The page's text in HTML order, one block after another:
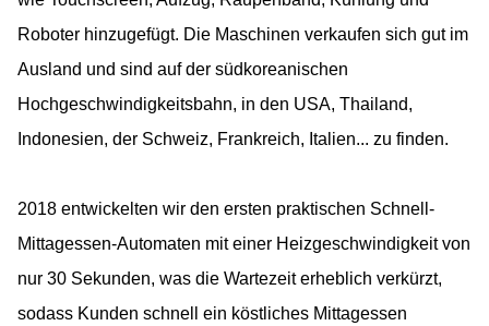
Roboter hinzugefügt. Die Maschinen verkaufen sich gut im
Ausland und sind auf der südkoreanischen
Hochgeschwindigkeitsbahn, in den USA, Thailand,
Indonesien, der Schweiz, Frankreich, Italien... zu finden.
2018 entwickelten wir den ersten praktischen Schnell-
Mittagessen-Automaten mit einer Heizgeschwindigkeit von
nur 30 Sekunden, was die Wartezeit erheblich verkürzt,
sodass Kunden schnell ein köstliches Mittagessen